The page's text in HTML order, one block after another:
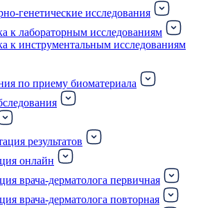
генетические исследования
к лабораторным исследованиям
к инструментальным исследованиям
по приему биоматериала
результатов
онлайн
врача-дерматолога первичная
врача-дерматолога повторная